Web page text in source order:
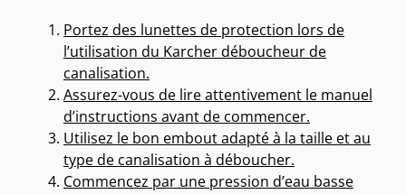
Portez des lunettes de protection lors de
l’utilisation du Karcher déboucheur de
canalisation.
Assurez-vous de lire attentivement le manuel
d’instructions avant de commencer.
Utilisez le bon embout adapté à la taille et au
type de canalisation à déboucher.
Commencez par une pression d’eau basse